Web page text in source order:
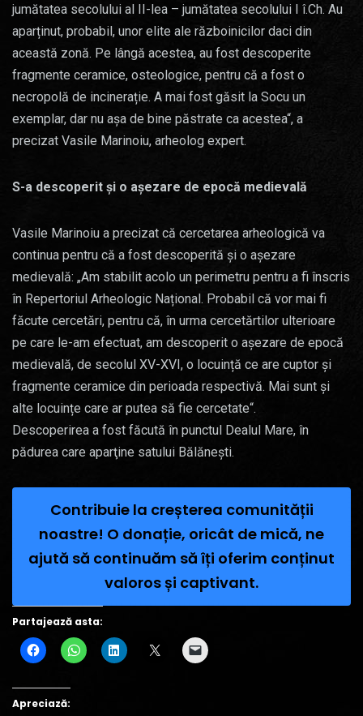
jumătatea secolului al II-lea – jumătatea secolului I î.Ch. Au
aparținut, probabil, unor elite ale războinicilor daci din
această zonă. Pe lângă acestea, au fost descoperite
fragmente ceramice, osteologice, pentru că a fost o
necropolă de incinerație. A mai fost găsit la Socu un
exemplar, dar nu așa de bine păstrate ca acestea“, a
precizat Vasile Marinoiu, arheolog expert.
S-a descoperit și o așezare de epocă medievală
Vasile Marinoiu a precizat că cercetarea arheologică va
continua pentru că a fost descoperită și o așezare
medievală: „Am stabilit acolo un perimetru pentru a fi înscris
în Repertoriul Arheologic Național. Probabil că vor mai fi
făcute cercetări, pentru că, în urma cercetărtilor ulterioare
pe care le-am efectuat, am descoperit o așezare de epocă
medievală, de secolul XV-XVI, o locuință ce are cuptor și
fragmente ceramice din perioada respectivă. Mai sunt și
alte locuințe care ar putea să fie cercetate“.
Descoperirea a fost făcută în punctul Dealul Mare, în
pădurea care aparţine satului Bălăneşti.
Contribuie la creșterea comunității
noastre! O donație, oricât de mică, ne
ajută să continuăm să îți oferim conținut
valoros și captivant.
Partajează asta:
Apreciază: